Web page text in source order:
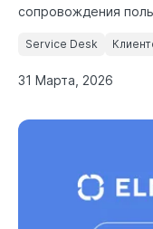
сопровождения
Service Desk
31 Марта, 2026